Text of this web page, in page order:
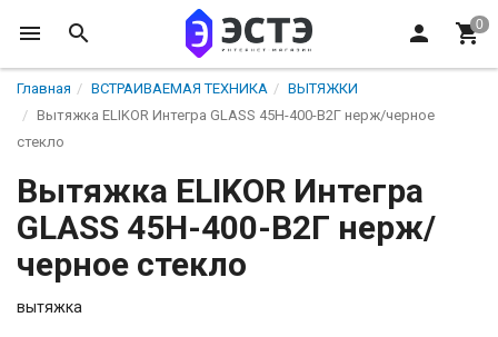
Главная ВСТРАИВАЕМАЯ ТЕХНИКА
ВЫТЯЖКИ
Вытяжка ELIKOR Интегра GLASS 45Н-400-В2Г нерж/черное
стекло
Вытяжка ELIKOR Интегра
GLASS 45Н-400-В2Г нерж/
черное стекло
вытяжка